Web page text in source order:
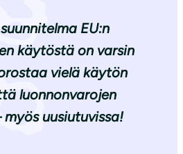
EU:n
käytöstä on varsin
vielä käytön
luonnonvarojen
uusiutuvissa!